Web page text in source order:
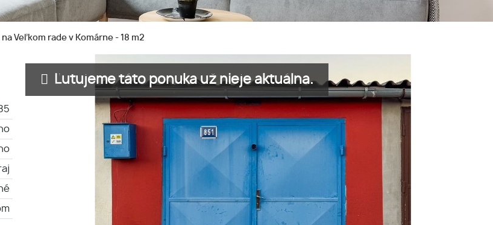
Veľkom rade v Komárne - 18 m2
Ľutujeme táto ponuka už nieje aktuálna.